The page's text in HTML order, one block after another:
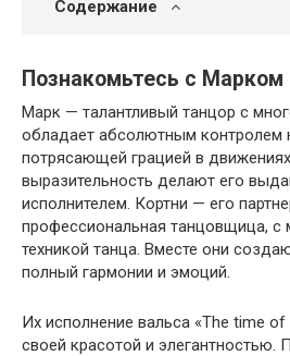
Содержание
Познакомьтесь с Марком
Марк — талантливый танцор с
обладает абсолютным контролем
потрясающей грацией в
выразительность делают его
исполнителем. Кортни — его
профессиональная танцовщица, с
техникой танца. Вместе они
полный гармонии и эмоций.
Их исполнение вальса «The time
своей красотой и элегантностью.